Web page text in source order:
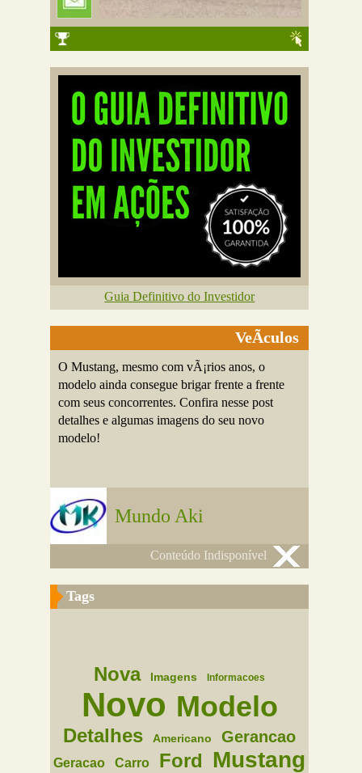
Guia Definitivo do Investidor
VeÃ­culos
O Mustang, mesmo com vÃ¡rios anos, o
modelo ainda consegue brigar frente a frente
com seus concorrentes. Confira nesse post
detalhes e algumas imagens do seu novo
modelo!
Mundo Aki
Conteúdo Indisponível
Tags
Nova Imagens Informacoes
Novo Modelo
Detalhes Americano Gerancao
Geracao Carro Ford Mustang